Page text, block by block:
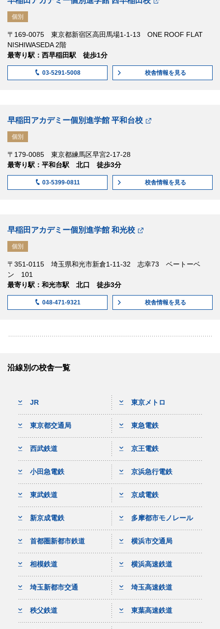
個別
〒169-0075 東京都新宿区高田馬場1-1-13 ONE ROOF FLAT
NISHIWASEDA 2階
最寄り駅：西早稲田駅 徒歩1分
03-5291-5008 校舎情報を見る
早稲田アカデミー個別進学館 平和台校
個別
〒179-0085 東京都練馬区早宮2-17-28
最寄り駅：平和台駅 北口 徒歩3分
03-5399-0811 校舎情報を見る
早稲田アカデミー個別進学館 和光校
個別
〒351-0115 埼玉県和光市新倉1-11-32 志幸73 ベートーベ
ン 101
最寄り駅：和光市駅 北口 徒歩3分
048-471-9321 校舎情報を見る
沿線別の校舎一覧
JR 東京メトロ
東京都交通局 東急電鉄
西武鉄道 京王電鉄
小田急電鉄 京浜急行電鉄
東武鉄道 京成電鉄
新京成電鉄 多摩都市モノレール
首都圏新都市鉄道 横浜市交通局
相模鉄道 横浜高速鉄道
埼玉新都市交通 埼玉高速鉄道
秩父鉄道 東葉高速鉄道